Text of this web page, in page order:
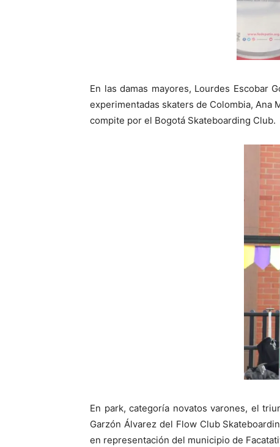
En las damas mayores, Lourdes Escobar
experimentadas skaters de Colombia, Ana
compite por el Bogotá Skateboarding Club.
En park, categoría novatos varones, el
Garzón Álvarez del Flow Club
en representación del municipio de